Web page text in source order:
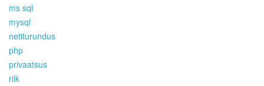
ms sql
mysql
netiturundus
php
privaatsus
riik